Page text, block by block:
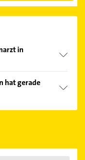
in
von den
Sie sich
lassen.
hat gerade
Öffnungszeiten.